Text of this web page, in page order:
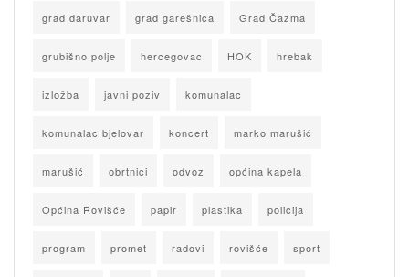
grad daruvar grad garešnica Grad Čazma
grubišno polje hercegovac HOK hrebak
izložba javni poziv komunalac
komunalac bjelovar koncert marko marušić
marušić obrtnici odvoz općina kapela
Općina Rovišće papir plastika policija
program promet radovi rovišće sport